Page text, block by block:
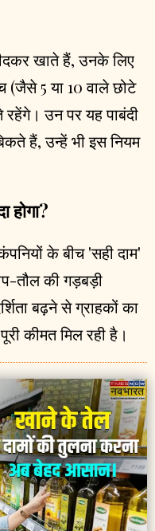
खाते हैं, उनके लिए
₹5 या ₹10 वाले छोटे
उन पर यह पाबंदी
हैं, उन्हें भी इस नियम
के बीच 'सही दाम'
तौल की गड़बड़ी
बढ़ने से ग्राहकों का
कीमत मिल रही है।